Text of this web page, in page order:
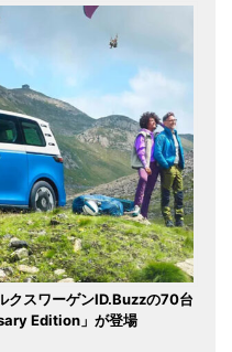
クスワーゲンID.Buzzの70台
Edition」が登場